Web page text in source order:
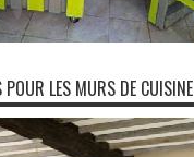
LES MURS DE CUISINE